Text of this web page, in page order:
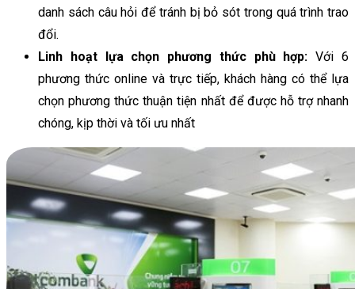
danh sách câu hỏi để tránh bị bỏ sót trong quá trình trao
đổi.
Linh hoạt lựa chọn phương thức phù hợp:Với 6
phương thức online và trực tiếp, khách hàng có thể lựa
chọn phương thức thuận tiện nhất để được hỗ trợ nhanh
chóng, kịp thời và tối ưu nhất